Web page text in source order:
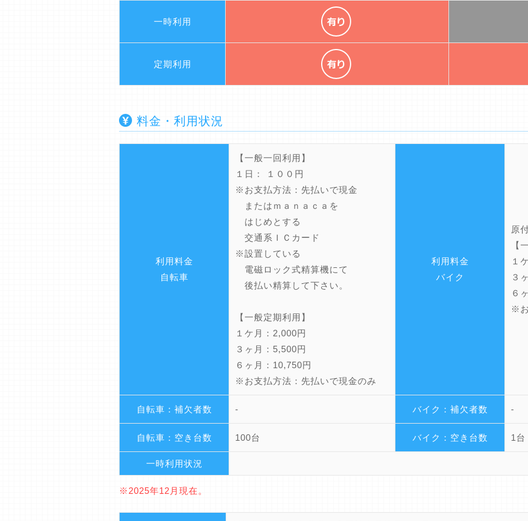
一時利用
定期利用
料金・利用状況
利用料金
自転車
【一般一回利用】
１日： １００円
※お支払方法：先払いで現金
またはｍａｎａｃａを
はじめとする
交通系ＩＣカード
※設置している
電磁ロック式精算機にて
後払い精算して下さい。
【一般定期利用】
１ケ月：2,000円
３ヶ月：5,500円
６ヶ月：10,750円
※お支払方法：先払いで現金のみ
利用料金
バイク
原
【
１
３
６
※
自転車：補欠者数 - バイク：補欠者数 -
自転車：空き台数 100台 バイク：空き台数 1台
一時利用状況
※2025年12月現在。